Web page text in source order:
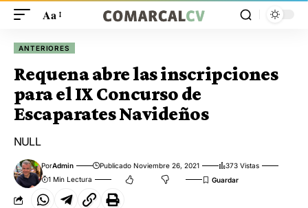
Aa
ANTERIORES
Requena abre las inscripciones
para el IX Concurso de
Escaparates Navideños
NULL
PorAdmin Publicado Noviembre 26, 2021
373 Vistas
1 Min Lectura